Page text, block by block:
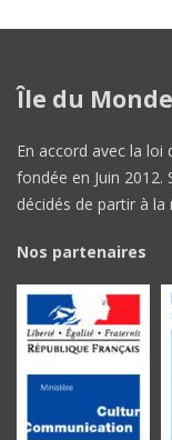
Île du Monde
En accord avec la
fondée en Juin 2012.
décidés de partir à la
Nos partenaires